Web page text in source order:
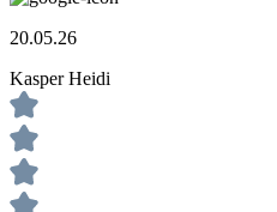
20.05.26
Kasper Heidi